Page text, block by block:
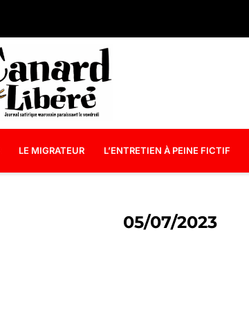
LE MIGRATEUR L’ENTRETIEN À PEINE FICTIF
05/07/2023